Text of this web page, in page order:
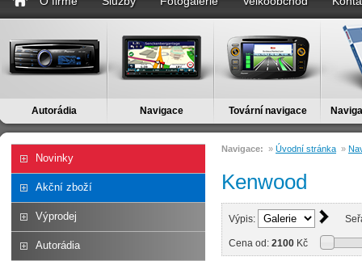
Autorádia Navigace Tovární navigace
Novinky
Akční zboží
Výprodej
Autorádia
Navigace: » Úvodní stránka »
Kenwood
Výpis:
Cena od: 2100 Kč